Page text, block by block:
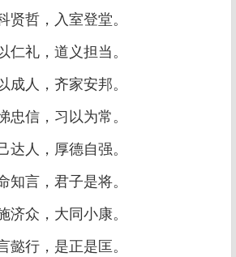
贤哲，入室登堂。
仁礼，道义担当。
成人，齐家安邦。
忠信，习以为常。
达人，厚德自强。
知言，君子是将。
济众，大同小康。
懿行，是正是匡。